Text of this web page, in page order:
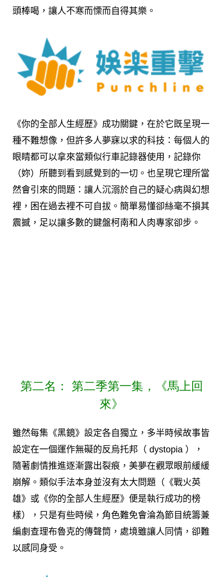
頭棒喝，讓人不寒而慄而自得其樂。
《你的全部人生經歷》成功關鍵，在於它既呈現一
種不難想像，但許多人夢寐以求的科技：每個人的
眼睛都可以拿來當類似行車記錄器使用，記錄你
（妳）所聽到看到感覺到的一切。也呈現它理所當
然會引來的問題：讓人沉溺於自己的疑心病與幻想
裡，困在過去裡不可自拔。簡單易懂卻絲毫不損其
震撼，足以讓多數的鍵盤柯南和人肉專家卻步。
第二名： 第二季第一集，《馬上回
來》
雖然每集《黑鏡》設定各自獨立，多半時候故事皆
設定在一個運作無礙的反烏托邦（ dystopia ），
隨著劇情推進逐漸露出裂痕，美夢在觀眾眼前緩緩
崩解。類似手法本身並沒有太大問題（《戰火英
雄》或《你的全部人生經歷》便是執行成功的榜
樣），只是有些時候，角色難免會淪為節目統籌兼
編劇查理布魯克的傳聲筒，處境雖讓人同情，卻難
以感同身受。